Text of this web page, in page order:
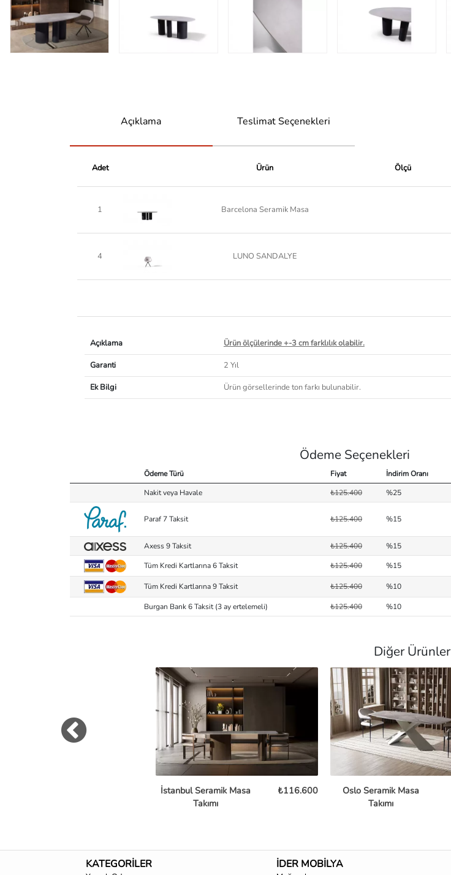
Açıklama Teslimat Seçenekleri
Adet Ürün Ölçü
1 Barcelona Seramik Masa
4 LUNO SANDALYE
Açıklama
Ürün ölçülerinde +-3 cm farklılık olabilir.
Garanti
2 Yıl
Ek Bilgi
Ürün görsellerinde ton farkı bulunabilir.
Ödeme Seçenekleri
Ödeme Türü Fiyat İndirim Oranı
Nakit veya Havale
₺125.400 %25
Paraf 7 Taksit ₺125.400 %15
Axess 9 Taksit ₺125.400 %15
Tüm Kredi Kartlarına 6 Taksit
₺125.400 %15
Tüm Kredi Kartlarına 9 Taksit ₺125.400 %10
Burgan Bank 6 Taksit (3 ay ertelemeli) ₺125.400 %10
Diğer Ürünler
İstanbul Seramik Masa
Takımı
₺116.600
Oslo Seramik Masa
Takımı
KATEGORİLER İDER MOBİLYA